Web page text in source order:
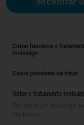
Como funciona o
Invisalign
Casos possíveis de tratar
Obter o tratamento